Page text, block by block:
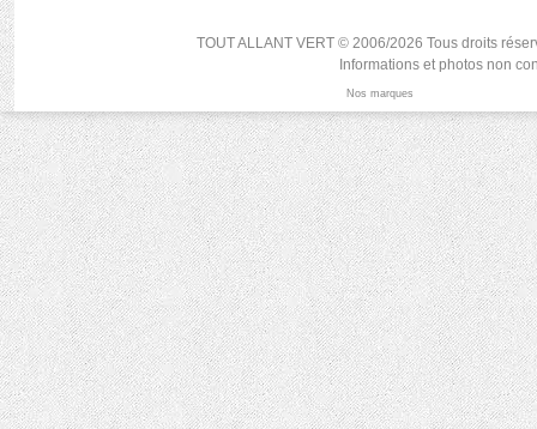
TOUT ALLANT VERT © 2006/2026 Tous droits
Informations et photos non
Nos marques